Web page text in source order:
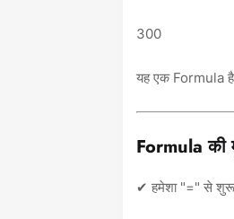
300
यह एक Formula
Formula की
✔ हमेशा "=" से शुरू